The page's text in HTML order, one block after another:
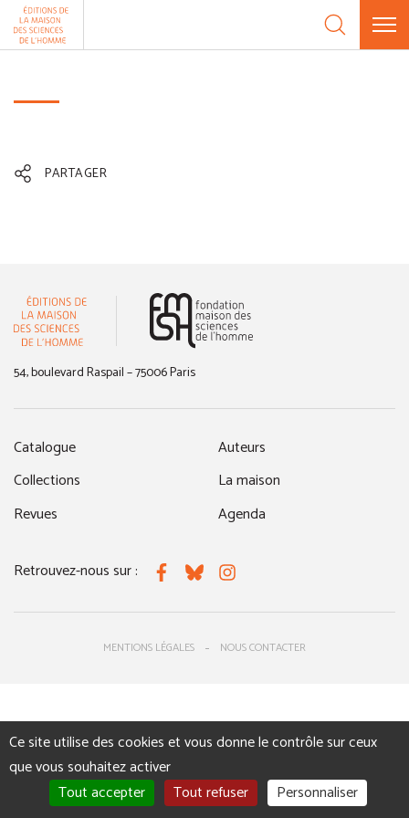
Aller au contenu
PARTAGER
54, boulevard Raspail – 75006 Paris
Catalogue
Collections
Revues
Auteurs
La maison
Agenda
Retrouvez-nous sur : FacebookBlueskyInstagram
MENTIONS LÉGALES NOUS CONTACTER
Panneau de gestion des cookies
Ce site utilise des cookies et vous donne le contrôle sur ceux
que vous souhaitez activer
Tout accepter
Tout refuser Personnaliser